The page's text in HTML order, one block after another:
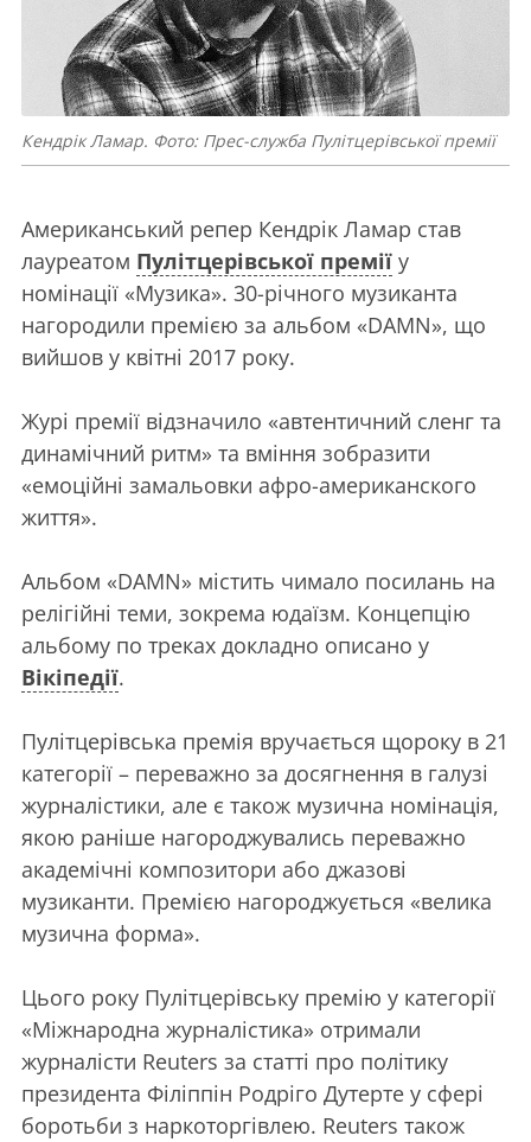
Кендрік Ламар. Фото: Прес-служба Пулітцерівської премії
Американський репер Кендрік Ламар став
лауреатом Пулітцерівської премії у
номінації «Музика». 30-річного музиканта
нагородили премією за альбом «DAMN», що
вийшов у квітні 2017 року.
Журі премії відзначило «автентичний сленг та
динамічний ритм» та вміння зобразити
«емоційні замальовки афро-американского
життя».
Альбом «DAMN» містить чимало посилань на
релігійні теми, зокрема юдаїзм. Концепцію
альбому по треках докладно описано у
Вікіпедії.
Пулітцерівська премія вручається щороку в 21
категорії – переважно за досягнення в галузі
журналістики, але є також музична номінація,
якою раніше нагороджувались переважно
академічні композитори або джазові
музиканти. Премією нагороджується «велика
музична форма».
Цього року Пулітцерівську премію у категорії
«Міжнародна журналістика» отримали
журналісти Reuters за статті про політику
президента Філіппін Родріго Дутерте у сфері
боротьби з наркоторгівлею. Reuters також